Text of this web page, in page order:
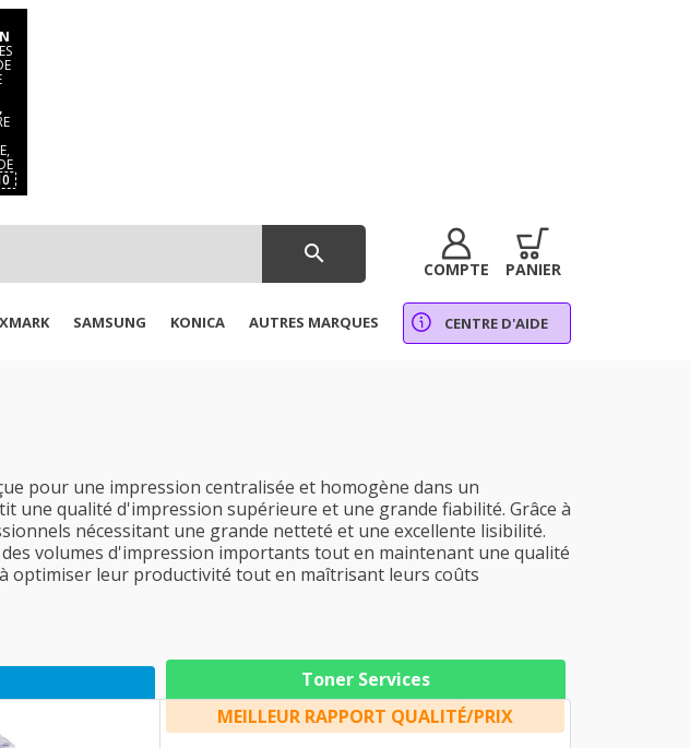
search
COMPTE PANIER
SAMSUNG KONICA AUTRES MARQUES CENTRE D'AIDE
pour une impression centralisée et homogène dans un
qualité d'impression supérieure et une grande fiabilité. Grâce à
nécessitant une grande netteté et une excellente lisibilité.
volumes d'impression importants tout en maintenant une qualité
optimiser leur productivité tout en maîtrisant leurs coûts
Toner Services
MEILLEUR RAPPORT QUALITÉ/PRIX